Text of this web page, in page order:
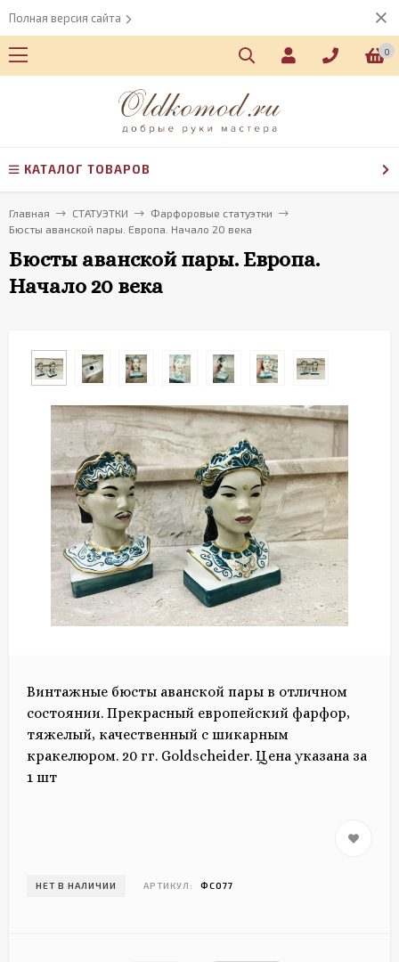
Полная версия сайта
0
КАТАЛОГ ТОВАРОВ
Главная СТАТУЭТКИ
Фарфоровые статуэтки
Бюсты аванской пары. Европа. Начало 20 века
Бюсты аванской пары. Европа.
Начало 20 века
Винтажные бюсты аванской пары в отличном
состоянии. Прекрасный европейский фарфор,
тяжелый, качественный с шикарным
кракелюром. 20 гг. Goldscheider. Цена указана за
1 шт
НЕТ В НАЛИЧИИ АРТИКУЛ: ФС077